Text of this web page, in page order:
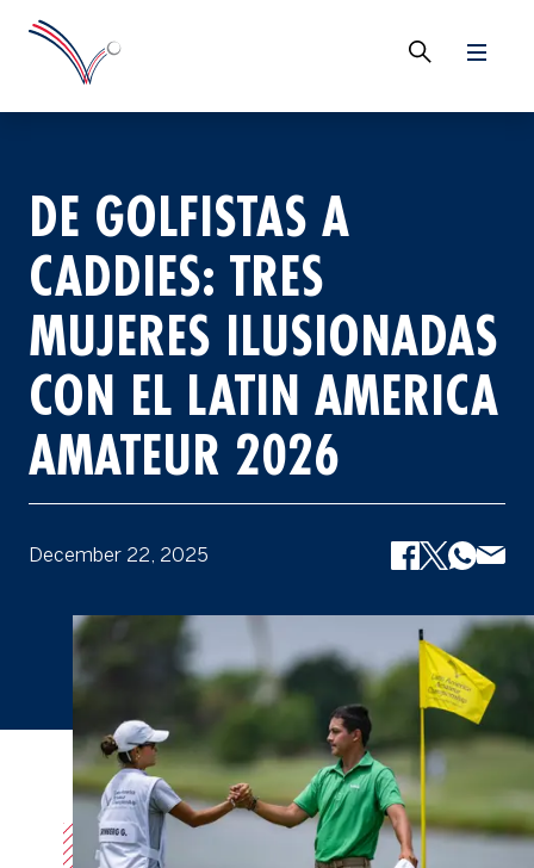
DE GOLFISTAS A
CADDIES: TRES
MUJERES ILUSIONADAS
CON EL LATIN AMERICA
AMATEUR 2026
December 22, 2025